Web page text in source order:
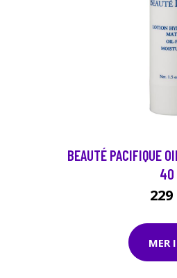
BEAUTÉ PACIFIQUE
40
229
MER